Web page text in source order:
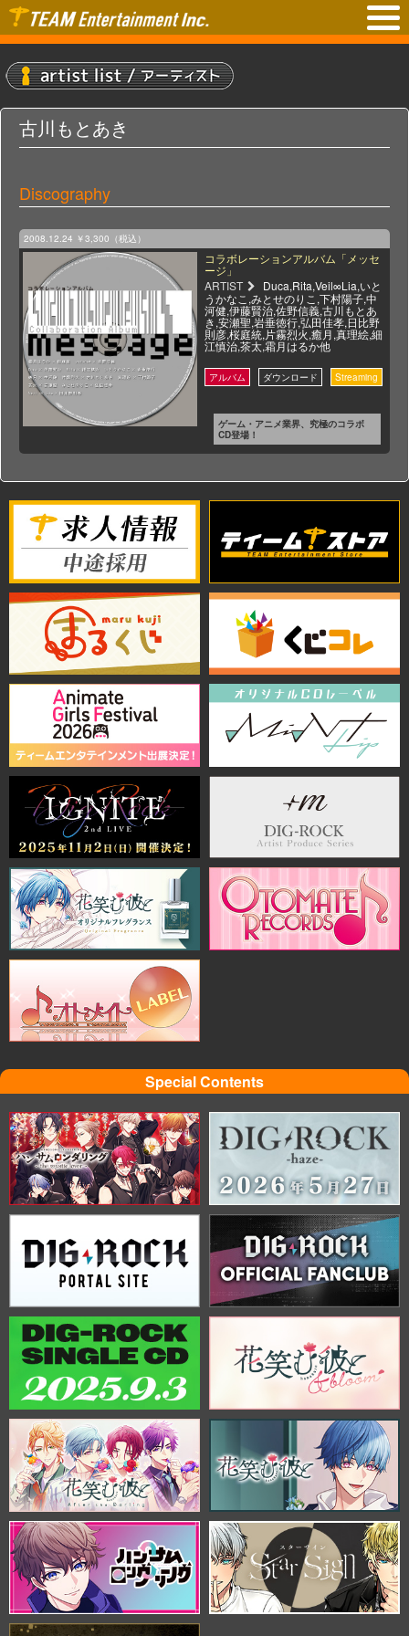
古川もとあき
Discography
2008.12.24 ￥3,300（税込）
コラボレーションアルバム「メッセ
ージ」
ARTIST
Duca,Rita,Veil∞Lia,いと
うかなこ,みとせのりこ,下村陽子,中
河健,伊藤賢治,佐野信義,古川もとあ
き,安瀬聖,岩垂徳行,弘田佳孝,日比野
則彦,桜庭統,片霧烈火,癒月,真理絵,細
江慎治,茶太,霜月はるか他
ゲーム・アニメ業界、究極のコラボ
CD登場！
Special Contents